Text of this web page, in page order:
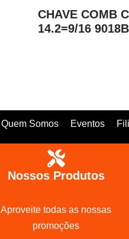
CHAVE COMB
14.2=9/16
Quem Somos Eventos
Nossos Produtos
Aproveite todas as nossas
promoções